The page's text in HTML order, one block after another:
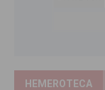
HEMEROTECA